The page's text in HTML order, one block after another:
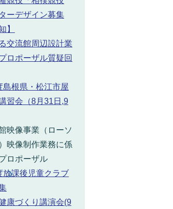
曜日） 午後5時まで
日） 午後5時まで
ーデザイン募集
】
交流館周辺設計業
ロポーザル質疑回
島根県・松江市屋
習会（8月31日,9
映像事業（ローソ
映像制作業務に係
ロポーザル
放課後児童クラブ
康づくり講演会(9